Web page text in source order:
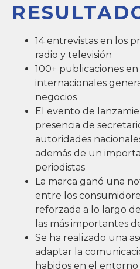
14 entrevistas en los
radio y televisión
100+ publicaciones
internacionales
negocios
El evento de
presencia de
autoridades
además de un
periodistas
La marca ganó una
entre los
reforzada a lo largo
las más importantes
Se ha realizado una
adaptar la
habidos en el